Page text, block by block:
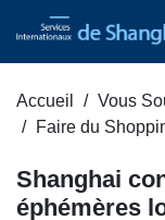
Accueil
Vous
Faire du
Shanghai
éphémères